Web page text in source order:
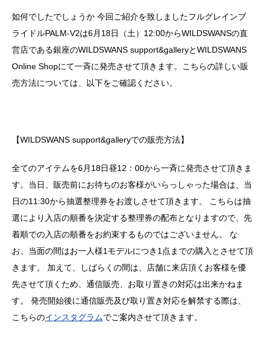
如何でしたでしょうか 今回ご紹介を致しましたフルグレインブ
ライドルPALM-V2は6月18日（土）12:00からWILDSWANSの直
営店である銀座のWILDSWANS support&galleryとWILDSWANS
Online Shopにて一斉に発売させて頂きます。こちらの詳しい販
売方法については、以下をご確認ください。
【WILDSWANS support&galleryでの販売方法】
全てのアイテムを6月18日昼12：00から一斉に発売させて頂きま
す。当日、販売前にお待ちのお客様がいらっしゃった場合は、当
日の11:30から抽選整理券をお渡しさせて頂きます。 こちらは抽
選により入店の順番を決定する整理券の配布となりますので、先
着順での入店の順番をお約束するものではございません。 な
お、当面の間はお一人様1モデルにつき1点までの購入とさせて頂
きます。 加えて、しばらくの間は、店舗に来店頂くお客様を優
先させて頂くため、通信販売、お取り置きの対応は出来かねま
す。 発売開始後に通信販売及び取り置き対応を解禁する際は、
こちらのインスタグラムでご案内させて頂きます。